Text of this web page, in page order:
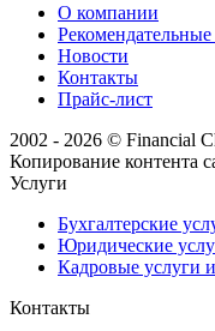
О компании
Новости
Контакты
Прайс-лист
2002 - 2026 © Financial
Копирование контента
Услуги
Бухгалтерские
Юридические
Кадровые услуги
Контакты